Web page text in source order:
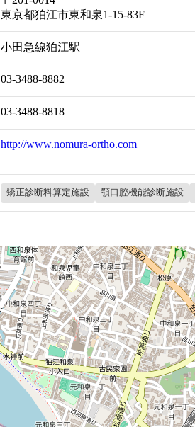
東京都狛江市東和泉1-15-83F
小田急線狛江駅
03-3488-8882
03-3488-8818
http://www.nomura-ortho.com
矯正診断料算定施設 顎口腔機能診断施設